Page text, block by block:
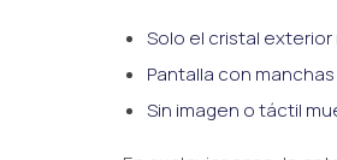
Solo el cristal
Pantalla con
Sin imagen o táctil